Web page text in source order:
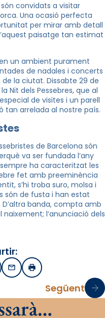
convidats a visitar
Una ocasió perfecta
per mirar amb detall
paisatge tan estimat
un ambient purament
de nadales i concerts
de la ciutat. Dissabte 29 de
Nit dels Pessebres, que al
de visites i un parell
tan arrelada al nostre país.
de Barcelona són
va ser fundada l’any
sempre ha caracteritzat les
fet amb preeminència
s’hi troba suro, molsa i
són de fusta i han estat
banda, compta amb
l’anunciació dels
EmailImprimir
Següent